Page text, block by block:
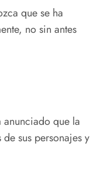
que se ha
no sin antes
anunciado que la
sus personajes y